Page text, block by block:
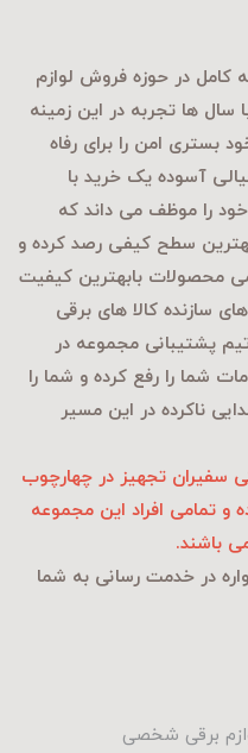
در حوزه فروش لوازم
ها تجربه در این زمینه
بستری امن را برای رفاه
آسوده یک خرید با
را موظف می داند که
سطح کیفی رصد کرده و
محصولات بابهترین کیفیت
سازنده کالا های برقی
پشتیبانی مجموعه در
شما را رفع کرده و شما را
ناکرده در این مسیر
سفیران تجهیز در چهارچوب
و تمامی افراد این مجموعه
باشند.
در خدمت رسانی به شما
برقی شخصی